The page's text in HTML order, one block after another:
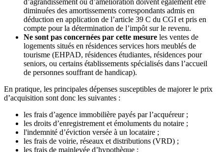
diminuées des amortissements correspondants admis en
déduction en application de l’article 39 C du CGI et pris en
compte pour la détermination de l’impôt sur le revenu.
Ne sont pas concernées par cette mesure les ventes de
logements situés en résidences services hors meublés de
tourisme (EHPAD, résidences étudiantes, résidences pour
seniors, ou certains établissements spécialisés dans l’accueil
de personnes souffrant de handicap).
En pratique, les principales dépenses susceptibles de majorer le prix
d’acquisition sont donc les suivantes :
les frais d’agence immobilière payés par l’acquéreur ;
les droits d’enregistrement et émoluments du notaire ;
l'indemnité d’éviction versée à un locataire ;
les frais de voirie, réseaux et distributions (VRD) ;
les frais de mainlevée d’hypothèque ;